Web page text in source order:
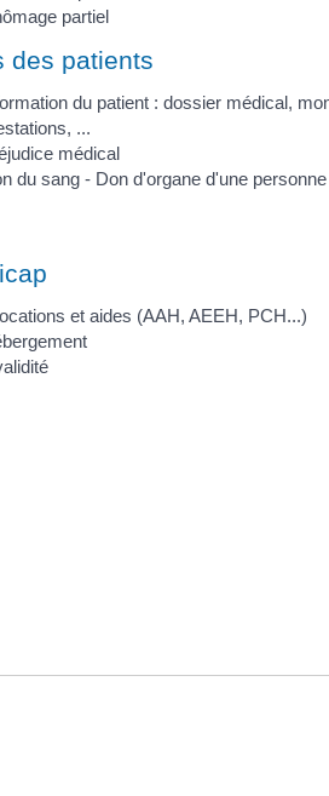
partiel
des patients
du patient : dossier médical,
...
médical
du sang - Don d'organe d'une
et aides (AAH, AEEH, PCH...)